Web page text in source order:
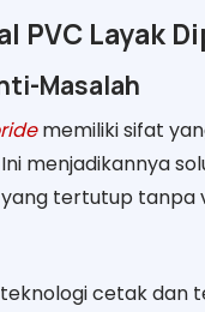
PVC Layak
Masalah
memiliki sifat
menjadikannya
tertutup tanpa
cetak dan